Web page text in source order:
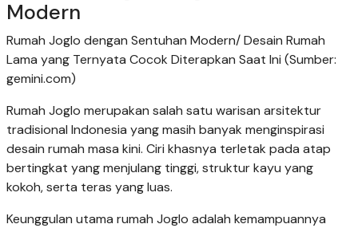
Modern
Rumah Joglo dengan Sentuhan Modern/ Desain Rumah
Lama yang Ternyata Cocok Diterapkan Saat Ini (Sumber:
gemini.com)
Rumah Joglo merupakan salah satu warisan arsitektur
tradisional Indonesia yang masih banyak menginspirasi
desain rumah masa kini. Ciri khasnya terletak pada atap
bertingkat yang menjulang tinggi, struktur kayu yang
kokoh, serta teras yang luas.
Keunggulan utama rumah Joglo adalah kemampuannya